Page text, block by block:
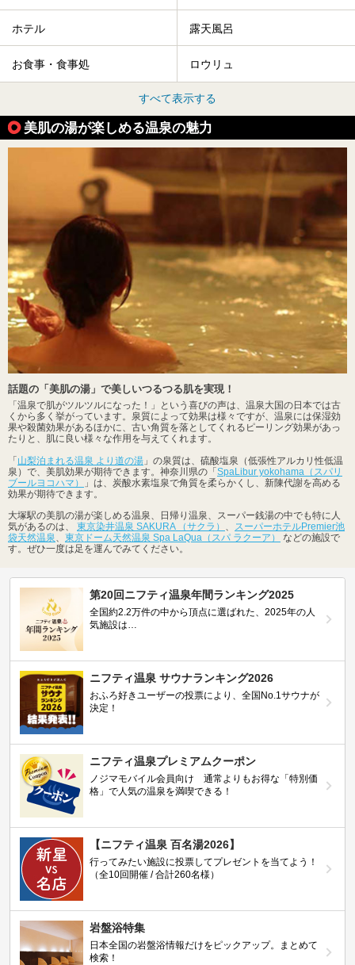
ホテル 露天風呂
お食事・食事処 ロウリュ
すべて表示する
美肌の湯が楽しめる温泉の魅力
話題の「美肌の湯」で美しいつるつる肌を実現！
「温泉で肌がツルツルになった！」という喜びの声は、温泉大国の日本では古
くから多く挙がっています。泉質によって効果は様々ですが、温泉には保湿効
果や殺菌効果があるほかに、古い角質を落としてくれるピーリング効果があっ
たりと、肌に良い様々な作用を与えてくれます。
「山梨泊まれる温泉 より道の湯 」の泉質は、硫酸塩泉（低張性アルカリ性低温
泉）で、美肌効果が期待できます。神奈川県の「SpaLibur yokohama（スパリ
ブールヨコハマ）
」は、炭酸水素塩泉で角質を柔らかくし、新陳代謝を高める
効果が期待できます。
大塚駅の美肌の湯が楽しめる温泉、日帰り温泉、スーパー銭湯の中でも特に人
気があるのは、 東京染井温泉 SAKURA （サクラ）
スーパーホテルPremier池
袋天然温泉
東京ドーム天然温泉 Spa LaQua（スパ ラクーア）
などの施設で
す。ぜひ一度は足を運んでみてください。
第20回ニフティ温泉年間ランキング2025
全国約2.2万件の中から頂点に選ばれた、2025年の人
気施設は…
ニフティ温泉 サウナランキング2026
おふろ好きユーザーの投票により、全国No.1サウナが
決定！
ニフティ温泉プレミアムクーポン
ノジマモバイル会員向け 通常よりもお得な「特別価
格」で人気の温泉を満喫できる！
【ニフティ温泉 百名湯2026】
行ってみたい施設に投票してプレゼントを当てよう！
（全10回開催 / 合計260名様）
岩盤浴特集
日本全国の岩盤浴情報だけをピックアップ。まとめて
検索！